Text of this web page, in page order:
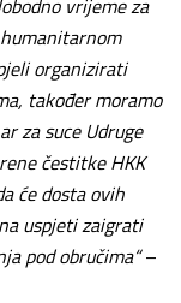
vrijeme za
organizirati
također moramo
za suce Udruge
čestitke HKK
će dosta ovih
uspjeti zaigrati
pod obručima“–